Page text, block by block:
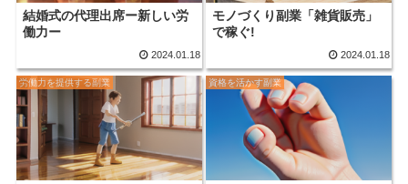
結婚式の代理出席ー新しい労
働力ー
2024.01.18
モノづくり副業「雑貨販売」
で稼ぐ!
2024.01.18
労働力を提供する副業 資格を活かす副業